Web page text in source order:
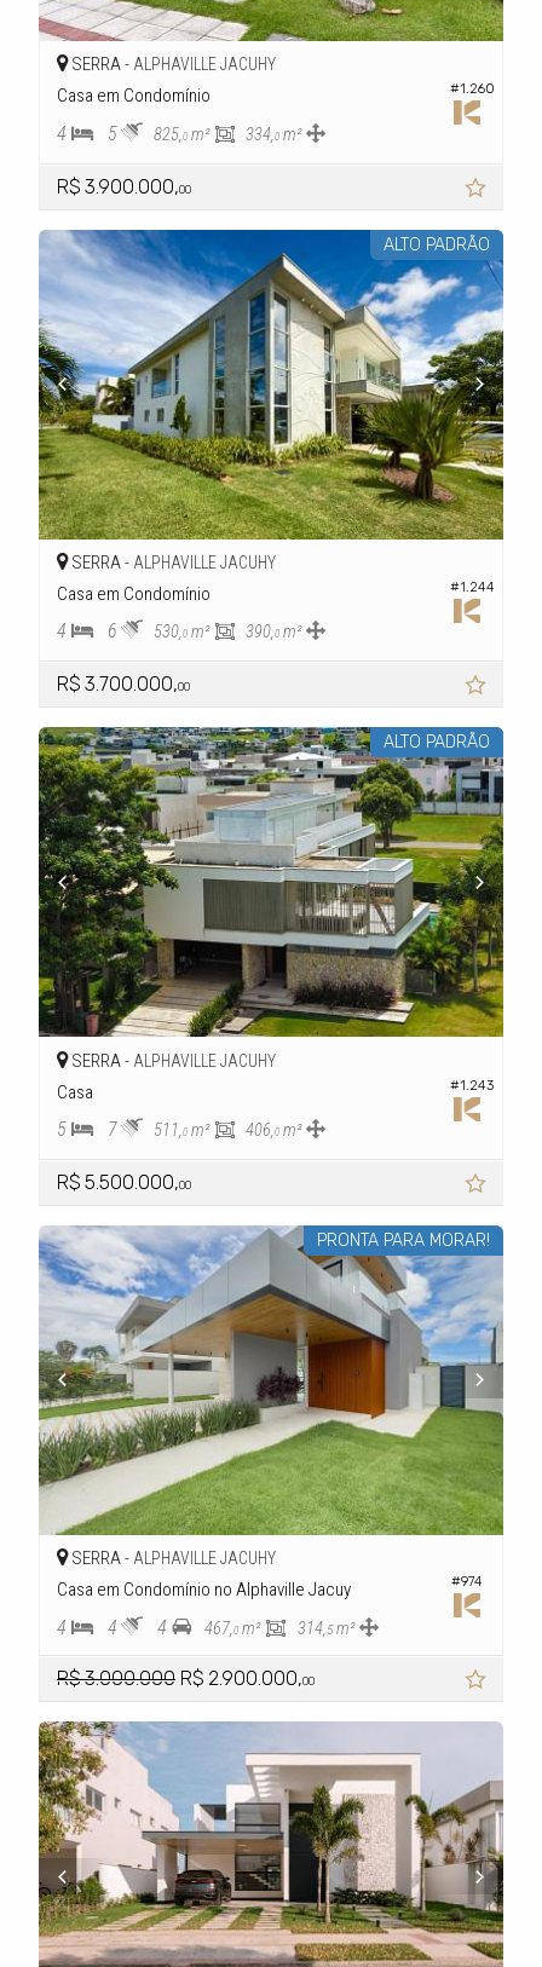
#1.260
SERRA - ALPHAVILLE JACUHY
Casa em Condomínio
4 5 825,0m² 334,0 m²
R$ 3.900.000,00
ALTO PADRÃO
#1.244
SERRA - ALPHAVILLE JACUHY
Casa em Condomínio
4 6 530,0m² 390,0 m²
R$ 3.700.000,00
ALTO PADRÃO
#1.243
SERRA - ALPHAVILLE JACUHY
Casa
5 7 511,0m² 406,0 m²
R$ 5.500.000,00
PRONTA PARA MORAR!
#974
SERRA - ALPHAVILLE JACUHY
Casa em Condomínio no Alphaville Jacuy
4 4 4 467,0 m² 314,5m²
R$ 3.000.000 R$ 2.900.000,00